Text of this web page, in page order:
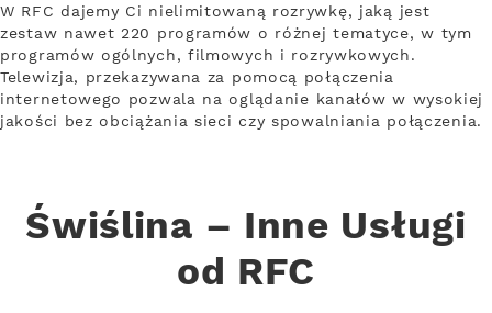
W RFC dajemy Ci nielimitowaną rozrywkę, jaką jest
zestaw nawet 220 programów o różnej tematyce, w tym
programów ogólnych, filmowych i rozrywkowych.
Telewizja, przekazywana za pomocą połączenia
internetowego pozwala na oglądanie kanałów w wysokiej
jakości bez obciążania sieci czy spowalniania połączenia.
Świślina – Inne Usługi
od RFC